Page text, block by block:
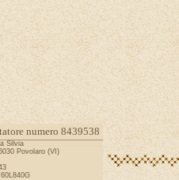
numero 8439538
Silvia
Povolaro (VI)